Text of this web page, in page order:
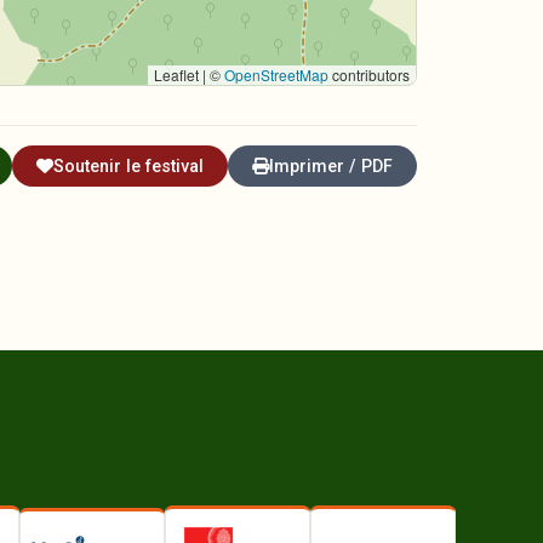
Leaflet | ©OpenStreetMapcontributors
Soutenir le festival Imprimer / PDF